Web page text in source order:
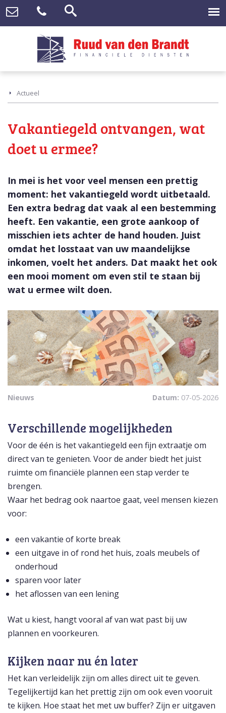
Actueel
Vakantiegeld ontvangen, wat
doet u ermee?
In mei is het voor veel mensen een prettig
moment: het vakantiegeld wordt uitbetaald.
Een extra bedrag dat vaak al een bestemming
heeft. Een vakantie, een grote aankoop of
misschien iets achter de hand houden. Juist
omdat het losstaat van uw maandelijkse
inkomen, voelt het anders. Dat maakt het ook
een mooi moment om even stil te staan bij
wat u ermee wilt doen.
Nieuws Datum: 07-05-2026
Verschillende mogelijkheden
Voor de één is het vakantiegeld een fijn extraatje om
direct van te genieten. Voor de ander biedt het juist
ruimte om financiële plannen een stap verder te
brengen.
Waar het bedrag ook naartoe gaat, veel mensen kiezen
voor:
een vakantie of korte break
een uitgave in of rond het huis, zoals meubels of
onderhoud
sparen voor later
het aflossen van een lening
Wat u kiest, hangt vooral af van wat past bij uw
plannen en voorkeuren.
Kijken naar nu én later
Het kan verleidelijk zijn om alles direct uit te geven.
Tegelijkertijd kan het prettig zijn om ook even vooruit
te kijken. Hoe staat het met uw buffer? Zijn er uitgaven